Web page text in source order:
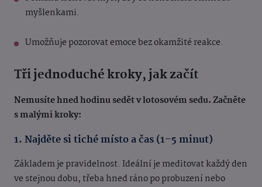
myšlenkami.
Umožňuje pozorovat emoce bez okamžité reakce.
Tři jednoduché kroky, jak začít
Nemusíte hned hodinu sedět v lotosovém sedu. Začněte
s malými kroky:
1. Najděte si tiché místo a čas (1–5 minut)
Základem je pravidelnost. Ideální je meditovat každý den
ve stejnou dobu, třeba hned ráno po probuzení nebo